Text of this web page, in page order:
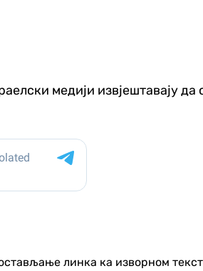
медији извjештавају да
линка ка изворном